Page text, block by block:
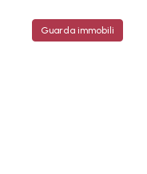
Guarda immobili